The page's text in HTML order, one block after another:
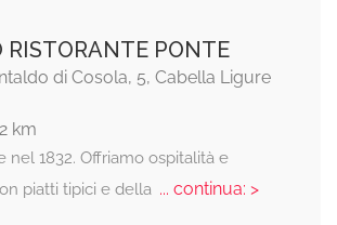
RISTORANTE PONTE
di Cosola, 5, Cabella Ligure
km
nel 1832. Offriamo ospitalità e
piatti tipici e della... continua: >